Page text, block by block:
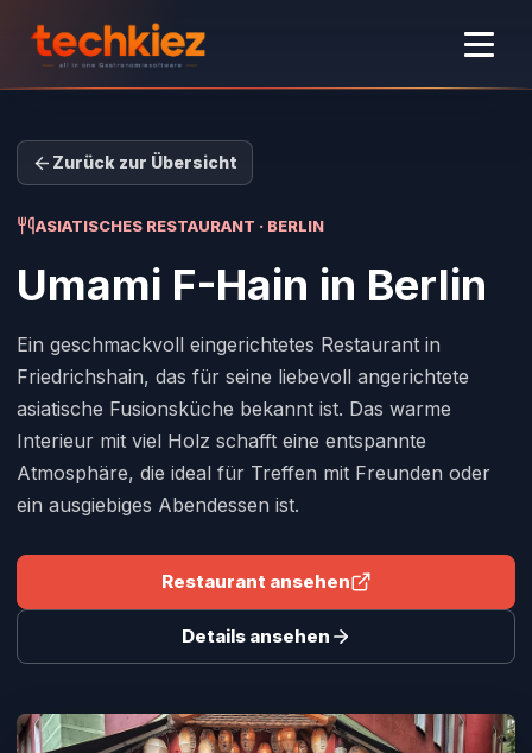
Zurück zur Übersicht
ASIATISCHES RESTAURANT · BERLIN
Umami F-Hain in Berlin
Ein geschmackvoll eingerichtetes Restaurant in
Friedrichshain, das für seine liebevoll angerichtete
asiatische Fusionsküche bekannt ist. Das warme
Interieur mit viel Holz schafft eine entspannte
Atmosphäre, die ideal für Treffen mit Freunden oder
ein ausgiebiges Abendessen ist.
Restaurant ansehen
Details ansehen